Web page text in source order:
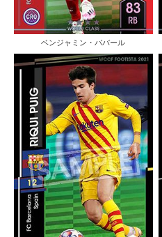
ベンジャミン・パバール